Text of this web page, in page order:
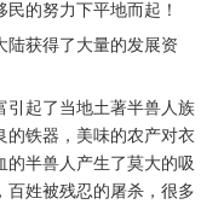
的努力下平地而起！
陆获得了大量的发展资
引起了当地土著半兽人族
的铁器，美味的农产对衣
半兽人产生了莫大的吸
百姓被残忍的屠杀，很多